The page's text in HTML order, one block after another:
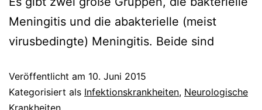
Meningitis und die abakterielle (meist
virusbedingte) Meningitis. Beide sind
Veröffentlicht am 10. Juni 2015
Kategorisiert als Infektionskrankheiten, Neurologische
Krankheiten